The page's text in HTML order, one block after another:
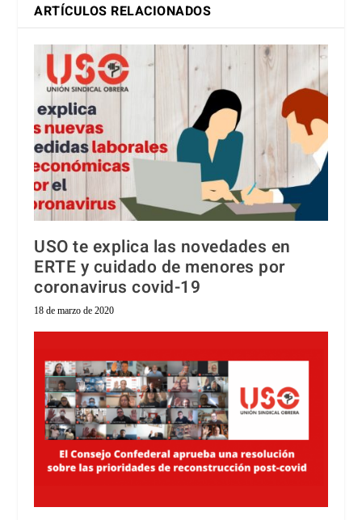
ARTÍCULOS RELACIONADOS
USO te explica las novedades en
ERTE y cuidado de menores por
coronavirus covid-19
18 de marzo de 2020